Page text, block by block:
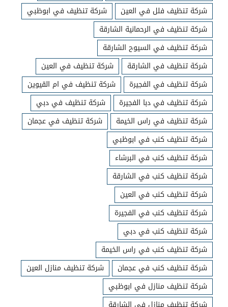
شركة تنظيف فلل في العين
شركة تنظيف في ابوظبي
شركة تنظيف في الرحمانية الشارقة
شركة تنظيف في السيوح الشارقة
شركة تنظيف في الشارقة
شركة تنظيف في العين
شركة تنظيف في الفجيرة
شركة تنظيف في ام القيوين
شركة تنظيف في دبا الفجيرة
شركة تنظيف في دبي
شركة تنظيف في راس الخيمة
شركة تنظيف في عجمان
شركة تنظيف كنب في ابوظبي
شركة تنظيف كنب في البرشاء
شركة تنظيف كنب في الشارقة
شركة تنظيف كنب في العين
شركة تنظيف كنب في الفجيرة
شركة تنظيف كنب في دبي
شركة تنظيف كنب في راس الخيمة
شركة تنظيف كنب في عجمان
شركة تنظيف منازل العين
شركة تنظيف منازل في ابوظبي